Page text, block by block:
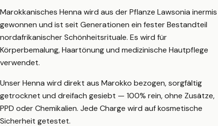
Marokkanisches Henna wird aus der Pflanze Lawsonia inermis
gewonnen und ist seit Generationen ein fester Bestandteil
nordafrikanischer Schönheitsrituale. Es wird für
Körperbemalung, Haartönung und medizinische Hautpflege
verwendet.
Unser Henna wird direkt aus Marokko bezogen, sorgfältig
getrocknet und dreifach gesiebt — 100% rein, ohne Zusätze,
PPD oder Chemikalien. Jede Charge wird auf kosmetische
Sicherheit getestet.